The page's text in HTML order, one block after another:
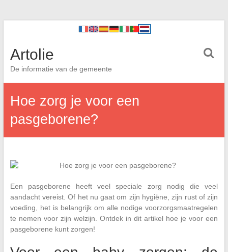
Artolie
De informatie van de gemeente
Hoe zorg je voor een
pasgeborene?
Een pasgeborene heeft veel speciale zorg nodig die veel
aandacht vereist. Of het nu gaat om zijn hygiëne, zijn rust of zijn
voeding, het is belangrijk om alle nodige voorzorgsmaatregelen
te nemen voor zijn welzijn. Ontdek in dit artikel hoe je voor een
pasgeborene kunt zorgen!